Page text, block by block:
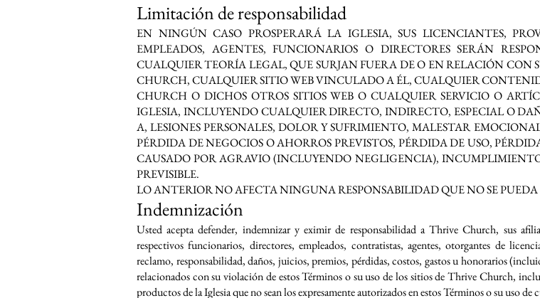
Limitación de responsabilidad
EN NINGÚN CASO PROSPERARÁ LA IGLESIA, SUS LICENCIANTES,
EMPLEADOS, AGENTES, FUNCIONARIOS O DIRECTORES SERÁN
CUALQUIER TEORÍA LEGAL, QUE SURJAN FUERA DE O EN RELACIÓN
CHURCH, CUALQUIER SITIO WEB VINCULADO A ÉL, CUALQUIER
CHURCH O DICHOS OTROS SITIOS WEB O CUALQUIER SERVICIO O
IGLESIA, INCLUYENDO CUALQUIER DIRECTO, INDIRECTO, ESPECIAL O
A, LESIONES PERSONALES, DOLOR Y SUFRIMIENTO, MALESTAR
PÉRDIDA DE NEGOCIOS O AHORROS PREVISTOS, PÉRDIDA DE USO,
CAUSADO POR AGRAVIO (INCLUYENDO NEGLIGENCIA),
PREVISIBLE.
LO ANTERIOR NO AFECTA NINGUNA RESPONSABILIDAD QUE NO SE
Indemnización
Usted acepta defender, indemnizar y eximir de responsabilidad a Thrive Church, sus
respectivos funcionarios, directores, empleados, contratistas, agentes, otorgantes de
reclamo, responsabilidad, daños, juicios, premios, pérdidas, costos, gastos u honorarios
relacionados con su violación de estos Términos o su uso de los sitios de Thrive Church,
productos de la Iglesia que no sean los expresamente autorizados en estos Términos o su uso